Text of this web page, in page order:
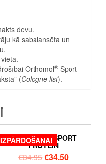
devu.
kā sabalansēta un
Orthomol® Sport
(Cologne list).
IZPĀRDOŠANA!
ORTHOMOL SPORT
PROTEIN
€34.95€34.50